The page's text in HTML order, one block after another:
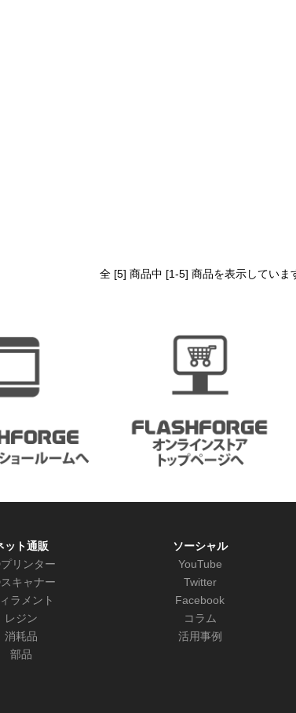
全 [5] 商品中 [1-5] 商品を表示していま
ット通販
リンター
キャナー
ラメント
レジン
消耗品
部品
ソーシャル
YouTube
Twitter
Facebook
コラム
活用事例